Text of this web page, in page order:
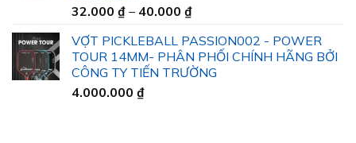
45.000 ₫
32.000 ₫ – 40.000 ₫Khoảng
từ
32.000 ₫
đến
VỢT PICKLEBALL PASSION002 - POWER
TOUR 14MM- PHÂN PHỐI CHÍNH HÃNG BỞI
CÔNG TY TIẾN TRƯỜNG
4.000.000 ₫